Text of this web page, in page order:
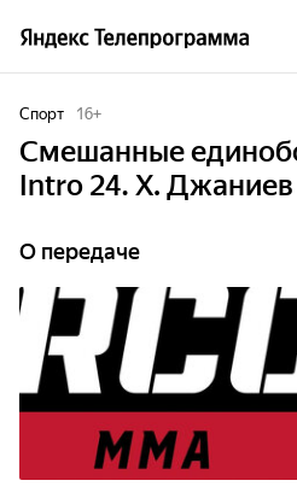
Спорт 16+
Смешанные
Intro 24. Х. Джаниев
О передаче